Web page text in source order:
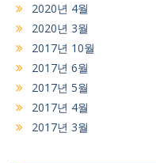
2020년 4월
2020년 3월
2017년 10월
2017년 6월
2017년 5월
2017년 4월
2017년 3월